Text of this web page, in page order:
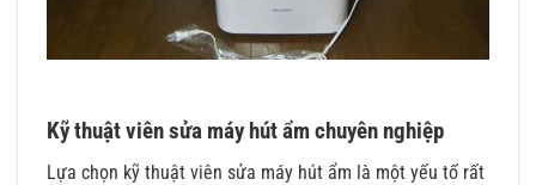
Kỹ thuật viên sửa máy hút ẩm chuyên nghiệp
Lựa chọn kỹ thuật viên sửa máy hút ẩm là một yếu tố rất